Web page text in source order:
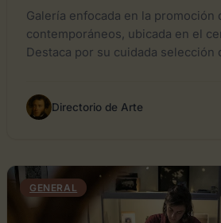
Galería enfocada en la promoción
contemporáneos, ubicada en el
Destaca por su cuidada selección
Directorio de Arte
GENERAL